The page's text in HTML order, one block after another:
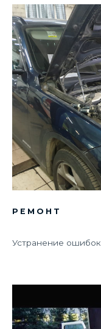
РЕМОНТ
Устранение